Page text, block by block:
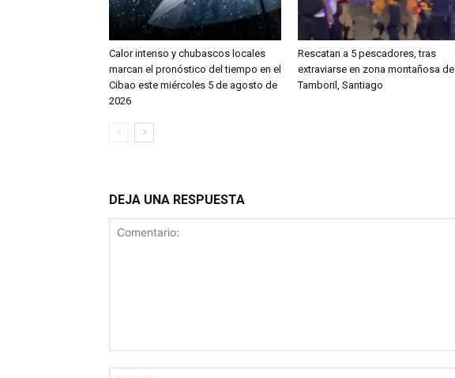
Calor intenso y chubascos locales
marcan el pronóstico del tiempo en el
Cibao este miércoles 5 de agosto de
2026
Rescatan a 5 pescadores, tras
extraviarse en zona montañosa de
Tamboril, Santiago
DEJA UNA RESPUESTA